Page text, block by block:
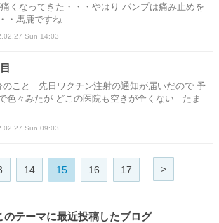
くなってきた・・・やはり パンプは痛み止めを
・馬鹿ですね...
Sun 14:03
のこと 先日ワクチン注射の通知が届いだので 予
色々みたが どこの医院も空きが全くない たま
Sun 09:03
14 15 16 17 >
のテーマに最近投稿したブログ